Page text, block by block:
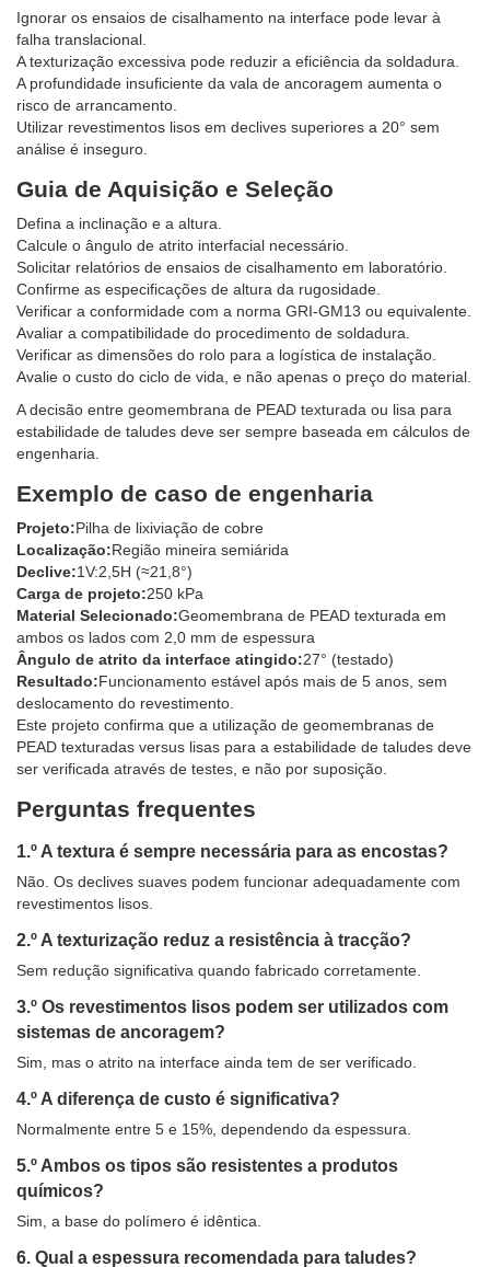
Ignorar os ensaios de cisalhamento na interface pode levar à
falha translacional.
A texturização excessiva pode reduzir a eficiência da soldadura.
A profundidade insuficiente da vala de ancoragem aumenta o
risco de arrancamento.
Utilizar revestimentos lisos em declives superiores a 20° sem
análise é inseguro.
Guia de Aquisição e Seleção
Defina a inclinação e a altura.
Calcule o ângulo de atrito interfacial necessário.
Solicitar relatórios de ensaios de cisalhamento em laboratório.
Confirme as especificações de altura da rugosidade.
Verificar a conformidade com a norma GRI-GM13 ou equivalente.
Avaliar a compatibilidade do procedimento de soldadura.
Verificar as dimensões do rolo para a logística de instalação.
Avalie o custo do ciclo de vida, e não apenas o preço do material.
A decisão entre geomembrana de PEAD texturada ou lisa para
estabilidade de taludes deve ser sempre baseada em cálculos de
engenharia.
Exemplo de caso de engenharia
Projeto:Pilha de lixiviação de cobre
Localização:Região mineira semiárida
Declive:1V:2,5H (≈21,8°)
Carga de projeto:250 kPa
Material Selecionado:Geomembrana de PEAD texturada em
ambos os lados com 2,0 mm de espessura
Ângulo de atrito da interface atingido:27° (testado)
Resultado:Funcionamento estável após mais de 5 anos, sem
deslocamento do revestimento.
Este projeto confirma que a utilização de geomembranas de
PEAD texturadas versus lisas para a estabilidade de taludes deve
ser verificada através de testes, e não por suposição.
Perguntas frequentes
1.º A textura é sempre necessária para as encostas?
Não. Os declives suaves podem funcionar adequadamente com
revestimentos lisos.
2.º A texturização reduz a resistência à tracção?
Sem redução significativa quando fabricado corretamente.
3.º Os revestimentos lisos podem ser utilizados com
sistemas de ancoragem?
Sim, mas o atrito na interface ainda tem de ser verificado.
4.º A diferença de custo é significativa?
Normalmente entre 5 e 15%, dependendo da espessura.
5.º Ambos os tipos são resistentes a produtos
químicos?
Sim, a base do polímero é idêntica.
6. Qual a espessura recomendada para taludes?